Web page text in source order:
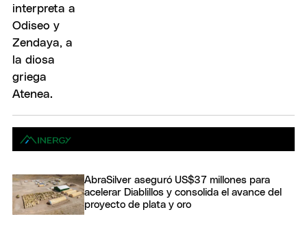
AbraSilver aseguró US$37 millones para
acelerar Diablillos y consolida el avance del
proyecto de plata y oro